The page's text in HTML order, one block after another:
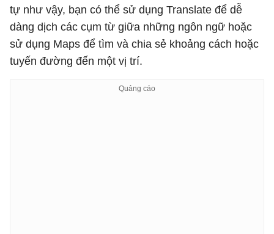
tự như vậy, bạn có thể sử dụng Translate để dễ
dàng dịch các cụm từ giữa những ngôn ngữ hoặc
sử dụng Maps để tìm và chia sẻ khoảng cách hoặc
tuyến đường đến một vị trí.